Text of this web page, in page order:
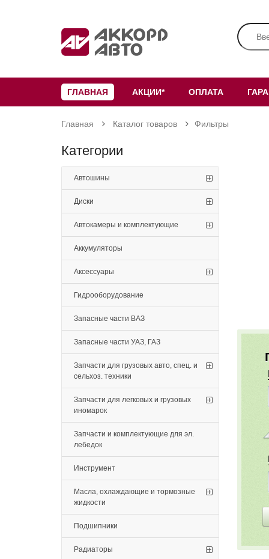
ГЛАВНАЯ АКЦИИ* ОПЛАТА
Главная Каталог товаров Фильтры
Категории
Автошины
Диски
Автокамеры и комплектующие
Аккумуляторы
Аксессуары
Гидрооборудование
Запасные части ВАЗ
Запасные части УАЗ, ГАЗ
Запчасти для грузовых авто, спец. и
сельхоз. техники
Запчасти для легковых и грузовых
иномарок
Запчасти и комплектующие для эл.
лебедок
Инструмент
Масла, охлаждающие и тормозные
жидкости
Подшипники
Радиаторы